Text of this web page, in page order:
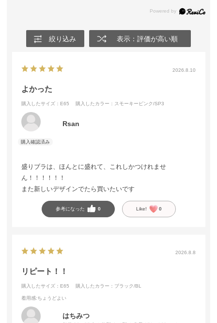
絞り込み 表示：評価が高い順
2026.8.10
よかった
購入したサイズ：E65 購入したカラー：スモーキーピンク/SP3
Rsan
盛りブラは、ほんとに盛れて、これしかつけれませ
ん！！！！！！
また新しいデザインでたら買いたいです
参考になった 0 Like! 0
2026.8.8
リピート！！
購入したサイズ：E65 購入したカラー：ブラック/BL
着用感:ちょうどよい
はちみつ